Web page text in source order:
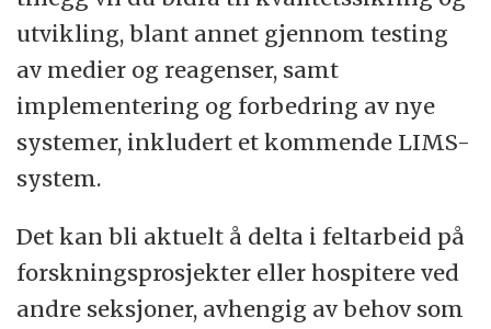
utvikling, blant annet gjennom testing
av medier og reagenser, samt
implementering og forbedring av nye
systemer, inkludert et kommende LIMS-
system.
Det kan bli aktuelt å delta i feltarbeid på
forskningsprosjekter eller hospitere ved
andre seksjoner, avhengig av behov som